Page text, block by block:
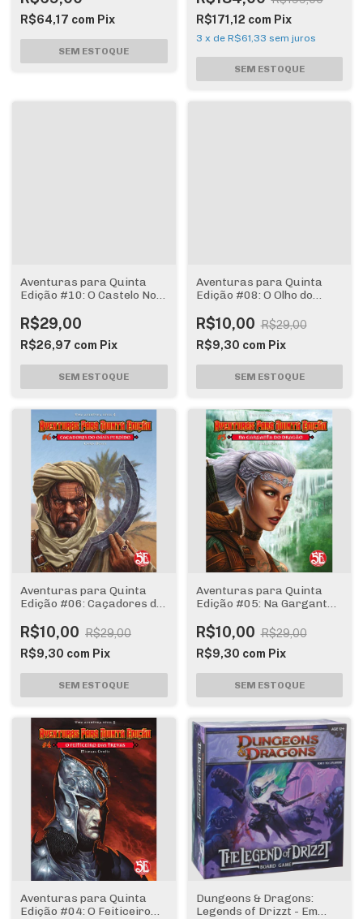
R$64,17 com Pix
R$171,12 com Pix
3 x de R$61,33 sem juros
Aventuras para Quinta
Edição #10: O Castelo No
R$29,00
R$26,97 com Pix
Aventuras para Quinta
Edição #08: O Olho do
R$10,00 R$29,00
R$9,30 com Pix
Aventuras para Quinta
Edição #06: Caçadores do
R$10,00 R$29,00
R$9,30 com Pix
Aventuras para Quinta
Edição #05: Na Garganta
R$10,00 R$29,00
R$9,30 com Pix
Aventuras para Quinta
Edição #04: O Feiticeiro
Dungeons & Dragons:
Legends of Drizzt - Em